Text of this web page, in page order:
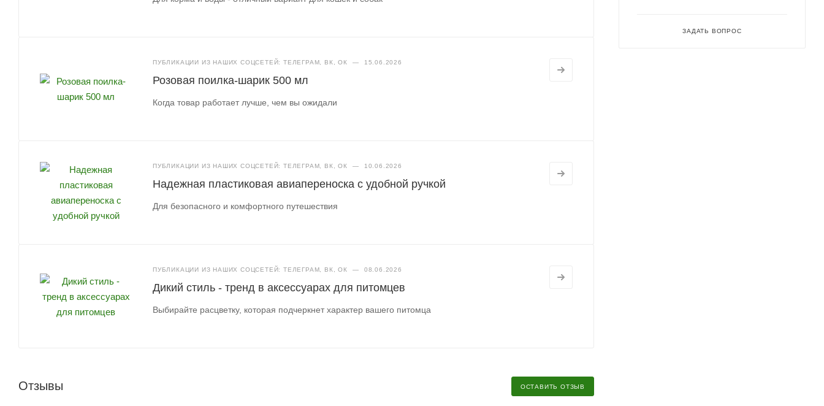
ПУБЛИКАЦИИ ИЗ НАШИХ СОЦСЕТЕЙ: ТЕЛЕГРАМ, ВК, ОК — 15.06.2026
Розовая поилка-шарик 500 мл
Когда товар работает лучше, чем вы ожидали
ПУБЛИКАЦИИ ИЗ НАШИХ СОЦСЕТЕЙ: ТЕЛЕГРАМ, ВК, ОК — 10.06.2026
Надежная пластиковая авиапереноска с удобной ручкой
Для безопасного и комфортного путешествия
ПУБЛИКАЦИИ ИЗ НАШИХ СОЦСЕТЕЙ: ТЕЛЕГРАМ, ВК, ОК — 08.06.2026
Дикий стиль - тренд в аксессуарах для питомцев
Выбирайте расцветку, которая подчеркнет характер вашего питомца
Отзывы ОСТАВИТЬ ОТЗЫВ
ЗАДАТЬ ВОПРОС